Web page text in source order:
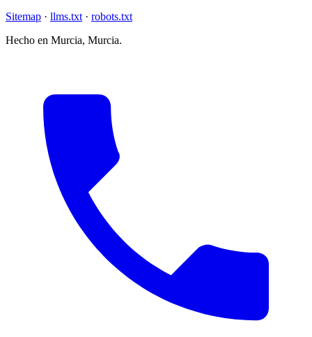
Sitemap · llms.txt · robots.txt
Hecho en Murcia, Murcia.